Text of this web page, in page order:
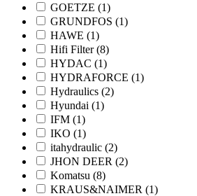
GOETZE (1)
GRUNDFOS (1)
HAWE (1)
Hifi Filter(8)
HYDAC (1)
HYDRAFORCE (1)
Hydraulics (2)
Hyundai (1)
IFM (1)
IKO (1)
itahydraulic (2)
JHON DEER (2)
Komatsu (8)
KRAUS&NAIMER (1)